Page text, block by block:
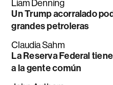
Liam Denning
Un Trump acorralado
grandes petroleras
Claudia Sahm
La Reserva Federal
a la gente común